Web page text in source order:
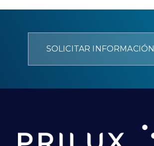
SOLICITAR INFORMACIÓN